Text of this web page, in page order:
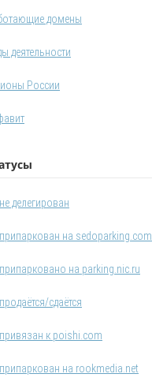
домены
деятельности
России
не делегирован
припаркован на sedoparking.com
припарковано на parking.nic.ru
продаётся/сдаётся
привязан к poishi.com
припаркован на rookmedia.net